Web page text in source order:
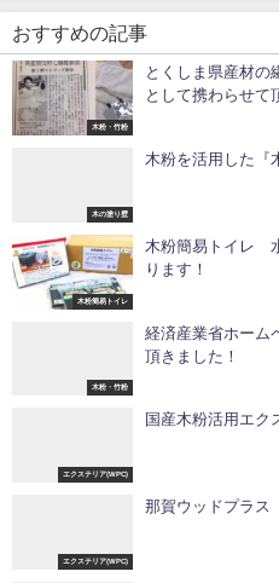
おすすめの記事
木粉・竹粉
とくしま県産材の繊維製品 ウッドア
として携わらせて
木の塗り壁
木粉を活用した『
木粉簡易トイレ
木粉簡易トイレ
ります！
木粉・竹粉
経済産業省ホーム
頂きました！
エクステリア(WPC)
国産木粉活用エ
エクステリア(WPC)
那賀ウッドプラ